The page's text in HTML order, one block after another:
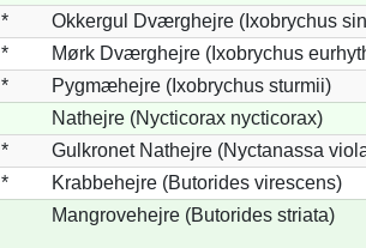
*
Okkergul Dværghejre (Ixobrychus
*
Mørk Dværghejre (Ixobrychus
*
Pygmæhejre (Ixobrychus sturmii)
Nathejre (Nycticorax nycticorax)
*
Gulkronet Nathejre (Nyctanassa
*
Krabbehejre (Butorides virescens)
Mangrovehejre (Butorides striata)